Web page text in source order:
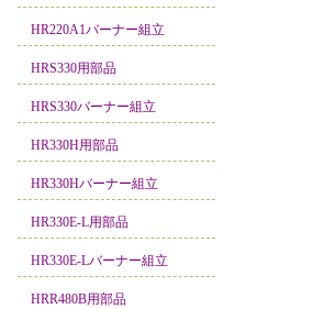
HR220A1バーナー組立
HRS330用部品
HRS330バーナー組立
HR330H用部品
HR330Hバーナー組立
HR330E-L用部品
HR330E-Lバーナー組立
HRR480B用部品